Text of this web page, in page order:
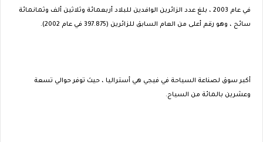
في عام 2003 ، بلغ عدد الزائرين الوافدين للبلاد أربعمائة وثلاثين ألف وثمانمائة
سائح ، وهو رقم أعلى من العام السابق للزائرين (397.875 في عام 2002).
أكبر سوق لصناعة السياحة في فيجي هي أستراليا ، حيث توفر حوالي تسعة
وعشرين بالمائة من السياح.